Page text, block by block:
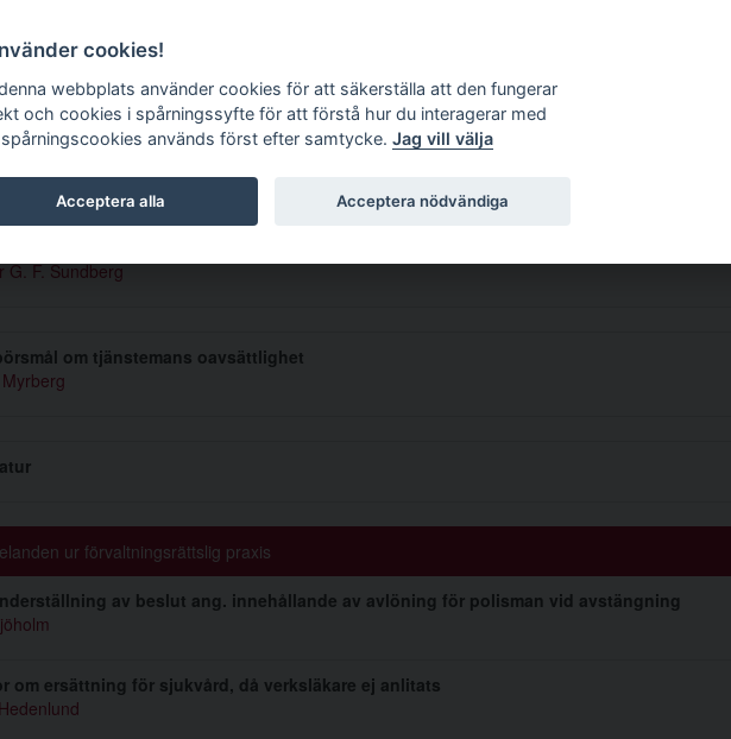
tidskrift
1943 1
G. F. Sundberg
om tjänstemans oavsättlighet
ur förvaltningsrättslig praxis
av beslut ang. innehållande av avlöning för polisman vid avstängning
om ersättning för sjukvård, då verksläkare ej anlitats
cookies!
webbplats använder cookies för att säkerställa att den fungerar
och cookies i spårningssyfte för att förstå hur du interagerar med
används först efter samtycke. Jag vill välja
Acceptera alla Acceptera nödvändiga